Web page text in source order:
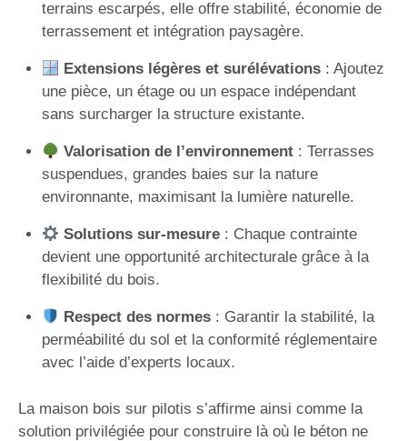
terrains escarpés, elle offre stabilité, économie de
terrassement et intégration paysagère.
Extensions légères et surélévations: Ajoutez
une pièce, un étage ou un espace indépendant
sans surcharger la structure existante.
Valorisation de l’environnement: Terrasses
suspendues, grandes baies sur la nature
environnante, maximisant la lumière naturelle.
Solutions sur-mesure: Chaque contrainte
devient une opportunité architecturale grâce à la
flexibilité du bois.
Respect des normes: Garantir la stabilité, la
perméabilité du sol et la conformité réglementaire
avec l’aide d’experts locaux.
La maison bois sur pilotis s’affirme ainsi comme la
solution privilégiée pour construire là où le béton ne